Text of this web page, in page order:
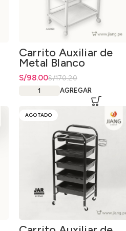
Carrito Auxiliar de
Metal Blanco
S/170.20
El precio original era: S/170.20.
S/98.00
El precio actual es: S/98.00.
AGREGAR
AGOTADO